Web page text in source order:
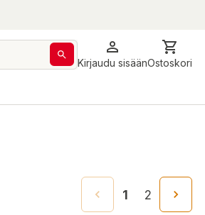
Kirjaudu sisäänOstoskori
1 2